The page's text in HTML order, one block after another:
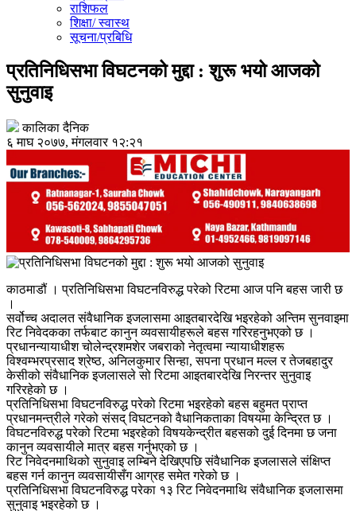
राशिफल
शिक्षा/ स्वास्थ
सूचना/प्रबिधि
प्रतिनिधिसभा विघटनको मुद्दा : शुरू भयो आजको
सुनुवाइ
कालिका दैनिक
६ माघ २०७७, मंगलवार १२:२१
काठमाडौं । प्रतिनिधिसभा विघटनविरुद्ध परेको रिटमा आज पनि बहस जारी छ
।
सर्वोच्च अदालत संवैधानिक इजलासमा आइतबारदेखि भइरहेको अन्तिम सुनवाइमा
रिट निवेदकका तर्फबाट कानुन व्यवसायीहरूले बहस गरिरहनुभएको छ ।
प्रधानन्यायाधीश चोलेन्द्रशमशेर जबराको नेतृत्वमा न्यायाधीशहरू
विश्वम्भरप्रसाद श्रेष्ठ, अनिलकुमार सिन्हा, सपना प्रधान मल्ल र तेजबहादुर
केसीको संवैधानिक इजलासले सो रिटमा आइतबारदेखि निरन्तर सुनुवाइ
गरिरहेको छ ।
प्रतिनिधिसभा विघटनविरुद्ध परेको रिटमा भइरहेको बहस बहुमत प्राप्त
प्रधानमन्त्रीले गरेको संसद् विघटनको वैधानिकताका विषयमा केन्द्रित छ ।
विघटनविरुद्ध परेको रिटमा भइरहेको विषयकेन्द्रीत बहसको दुई दिनमा छ जना
कानुन व्यवसायीले मात्र बहस गर्नुभएको छ ।
रिट निवेदनमाथिको सुनुवाइ लम्बिने देखिएपछि संवैधानिक इजलासले संक्षिप्त
बहस गर्न कानुन व्यवसायीसँग आग्रह समेत गरेको छ ।
प्रतिनिधिसभा विघटनविरुद्ध परेका १३ रिट निवेदनमाथि संवैधानिक इजलासमा
सुनुवाइ भइरहेको छ ।